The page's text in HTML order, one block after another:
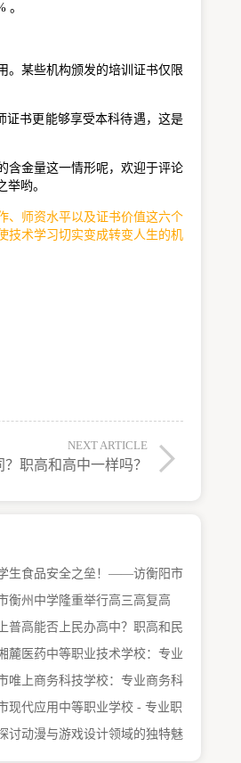
。
。某些机构颁发的培训证书仅限
书更能够享受本科待遇，这是
含金量这一情形呢，欢迎于评论
哟。
、师资水平以及证书价值这六个
技术学习切实变成转变人生的机
NEXT ARTICLE
职高和高中一样吗？
生食品安全之垒！——访衡阳市
衡州中学隆重举行高三高复高
普高能否上民办高中？职高和民
麓医药中等职业技术学校：专业
培养基地
唯上商务科技学校：专业商务科
助力未来职业发展
现代应用中等职业学校 - 专业职
培养实用型人才
讨动漫与游戏设计领域的独特魅